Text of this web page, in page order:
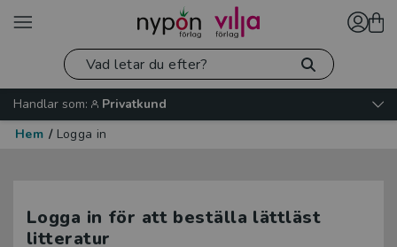
Handlar som:
Privatkund
Hem / Logga in
Logga in för att beställa lättläst
litteratur